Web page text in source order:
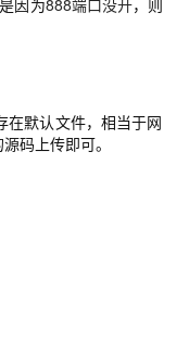
因为888端口没开，则
默认文件，相当于网
码上传即可。